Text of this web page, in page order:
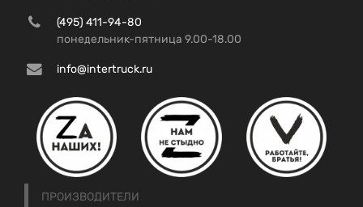
(495) 411-94-80
понедельник-пятница 9.00-18.00
info@intertruck.ru
ПРОИЗВОДИТЕЛИ